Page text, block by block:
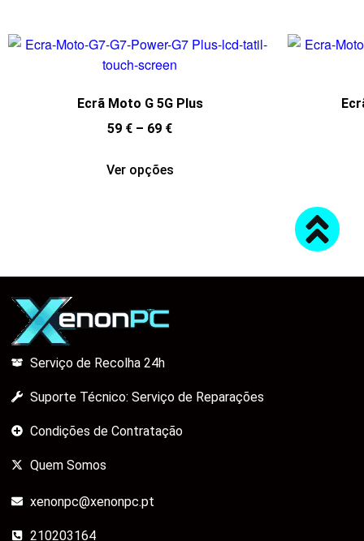
Ecrã Moto G 5G Plus
59 € – 69 €
Ver opções
Serviço de Recolha 24h
Suporte Técnico: Serviço de Reparações
Condições de Contratação
Quem Somos
xenonpc@xenonpc.pt
210203164